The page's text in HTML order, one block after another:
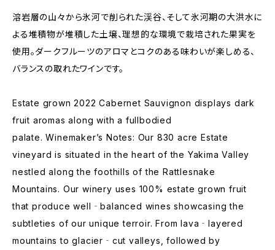
溶岩層の山々から氷河で削られた渓谷、そして氷河期の大洪水に
よる堆積物が堆積した土壌、理想的な環境で栽培された果実を
使用。ダークフルーツのアロマとコクのある味わいが楽しめる、
バランスの取れたワインです。
Estate grown 2022 Cabernet Sauvignon displays dark
fruit aromas along with a fullbodied
palate. Winemaker’s Notes: Our 830 acre Estate
vineyard is situated in the heart of the Yakima Valley
nestled along the foothills of the Rattlesnake
Mountains. Our winery uses 100% estate grown fruit
that produce well‐balanced wines showcasing the
subtleties of our unique terroir. From lava‐layered
mountains to glacier‐cut valleys, followed by